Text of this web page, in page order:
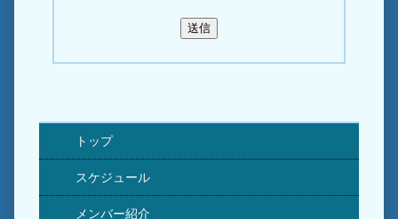
トップ
スケジュール
メンバー紹介